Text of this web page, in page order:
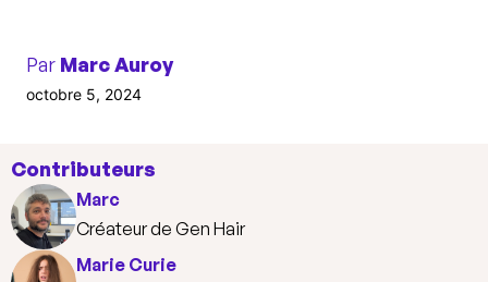
Par Marc Auroy
octobre 5, 2024
Contributeurs
Marc
Créateur de Gen Hair
Marie Curie